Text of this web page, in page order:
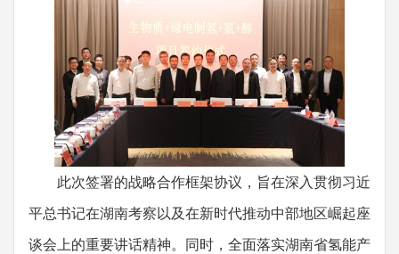
此次签署的战略合作框架协议，旨在深入贯彻习近
平总书记在湖南考察以及在新时代推动中部地区崛起座
谈会上的重要讲话精神。同时，全面落实湖南省氢能产